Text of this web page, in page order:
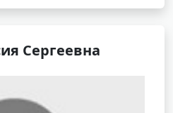
Сергеевна